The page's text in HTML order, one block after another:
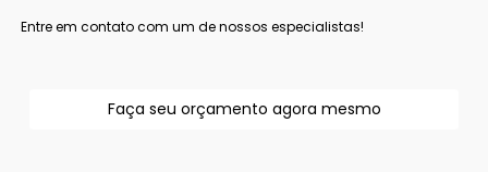
Entre em contato com um de nossos especialistas!
Faça seu orçamento agora mesmo